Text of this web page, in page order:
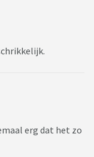
erg dat het zo